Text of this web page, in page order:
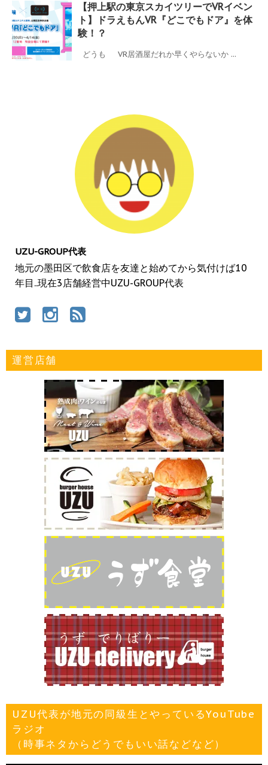
【押上駅の東京スカイツリーでVRイベン
ト】ドラえもんVR『どこでもドア』を体
験！？
どうも VR居酒屋だれか早くやらないか ...
UZU-GROUP代表
地元の墨田区で飲食店を友達と始めてから気付けば10
年目..現在3店舗経営中UZU-GROUP代表
運営店舗
UZU代表が地元の同級生とやっているYouTube
ラジオ
（時事ネタからどうでもいい話などなど）